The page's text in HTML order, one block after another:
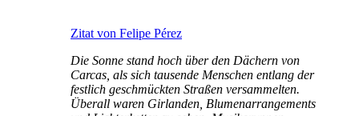
Zitat von Felipe Pérez
Die Sonne stand hoch über den Dächern von
Carcas, als sich tausende Menschen entlang der
festlich geschmückten Straßen versammelten.
Überall waren Girlanden, Blumenarrangements